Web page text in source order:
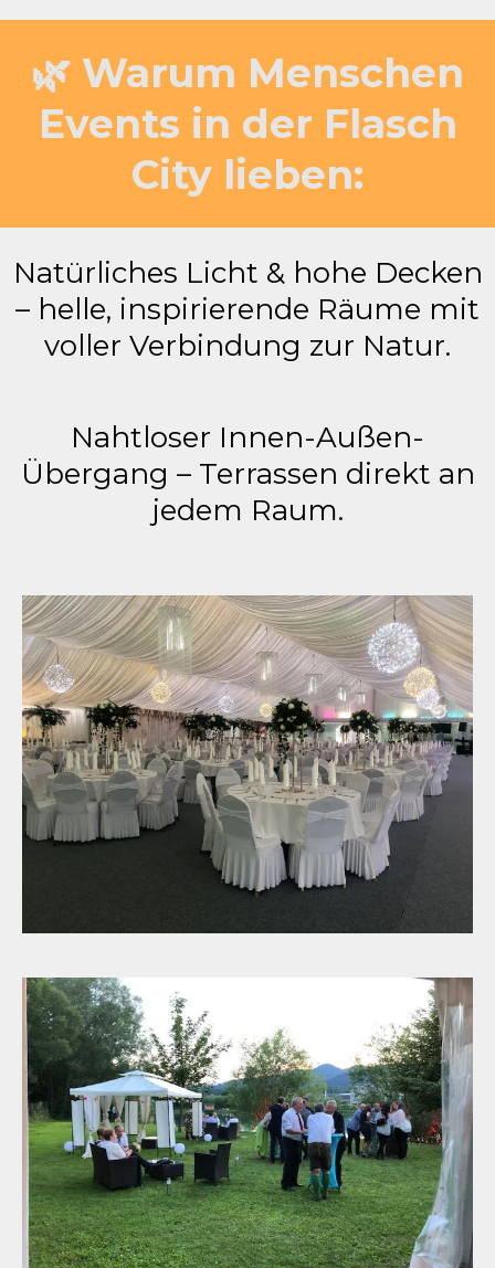
🌿 Warum Menschen
Events in der Flasch
City lieben:
Natürliches Licht & hohe Decken
– helle, inspirierende Räume mit
voller Verbindung zur Natur.
Nahtloser Innen-Außen-
Übergang – Terrassen direkt an
jedem Raum.